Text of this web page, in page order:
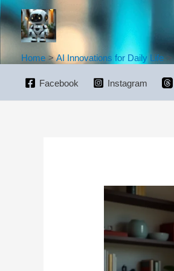
Skip
to
content
Home AI Innovations for Daily Life
Facebook Instagram